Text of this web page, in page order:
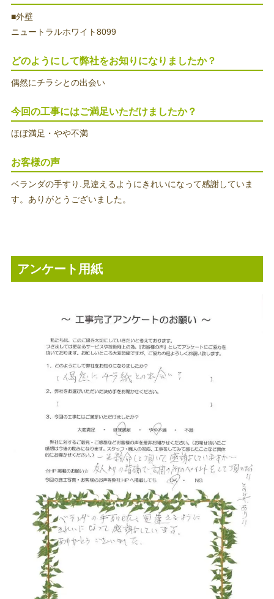
■外壁
ニュートラルホワイト8099
どのようにして弊社をお知りになりましたか？
偶然にチラシとの出会い
今回の工事にはご満足いただけましたか？
ほぼ満足・やや不満
お客様の声
ベランダの手すり.見違えるようにきれいになって感謝していま
す。ありがとうございました。
アンケート用紙